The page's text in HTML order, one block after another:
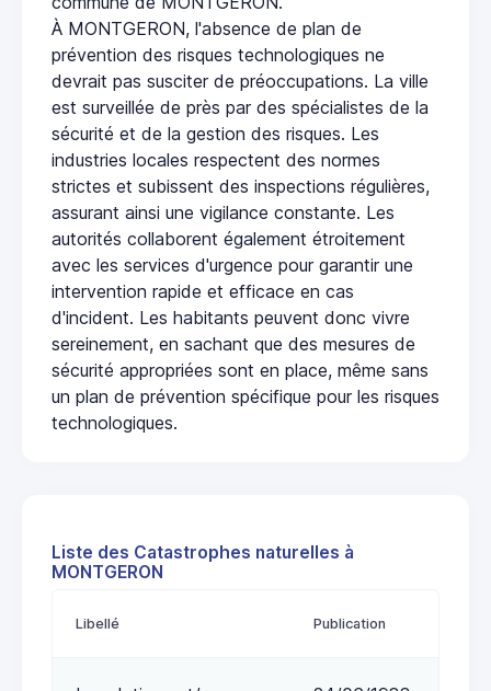
À MONTGERON, l'absence de plan de
prévention des risques technologiques ne
devrait pas susciter de préoccupations. La ville
est surveillée de près par des spécialistes de la
sécurité et de la gestion des risques. Les
industries locales respectent des normes
strictes et subissent des inspections régulières,
assurant ainsi une vigilance constante. Les
autorités collaborent également étroitement
avec les services d'urgence pour garantir une
intervention rapide et efficace en cas
d'incident. Les habitants peuvent donc vivre
sereinement, en sachant que des mesures de
sécurité appropriées sont en place, même sans
un plan de prévention spécifique pour les risques
technologiques.
Liste des Catastrophes naturelles à
MONTGERON
Libellé Publication